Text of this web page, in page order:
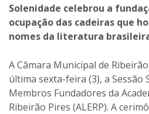
Solenidade celebrou a
ocupação das cadeiras que
nomes da literatura
A Câmara Municipal de
última sexta-feira (3), a Sessão
Membros Fundadores da
Ribeirão Pires (ALERP). A